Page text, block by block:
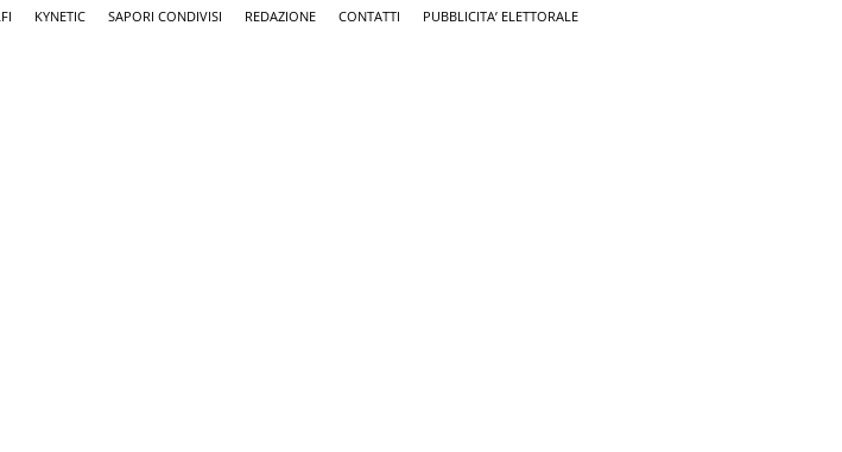
KYNETIC SAPORI CONDIVISI REDAZIONE CONTATTI PUBBLICITA’ ELETTORALE